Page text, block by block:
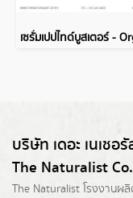
บริษัท เดอะ เนเชอ
The Naturalist
The Naturalist โรงงานผ